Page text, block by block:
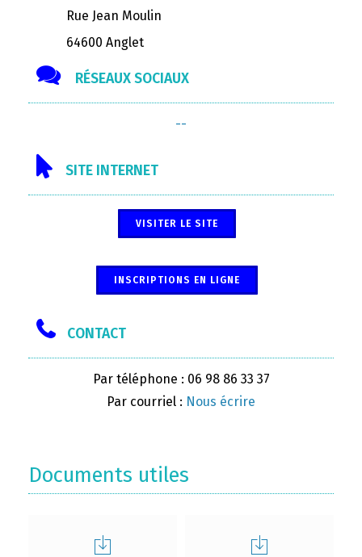
Rue Jean Moulin
64600 Anglet
RÉSEAUX SOCIAUX
--
SITE INTERNET
VISITER LE SITE
INSCRIPTIONS EN LIGNE
CONTACT
Par téléphone : 06 98 86 33 37
Par courriel : Nous écrire
Documents utiles